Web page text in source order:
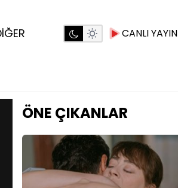
CANLI YAYIN
ÖNE ÇIKANLAR